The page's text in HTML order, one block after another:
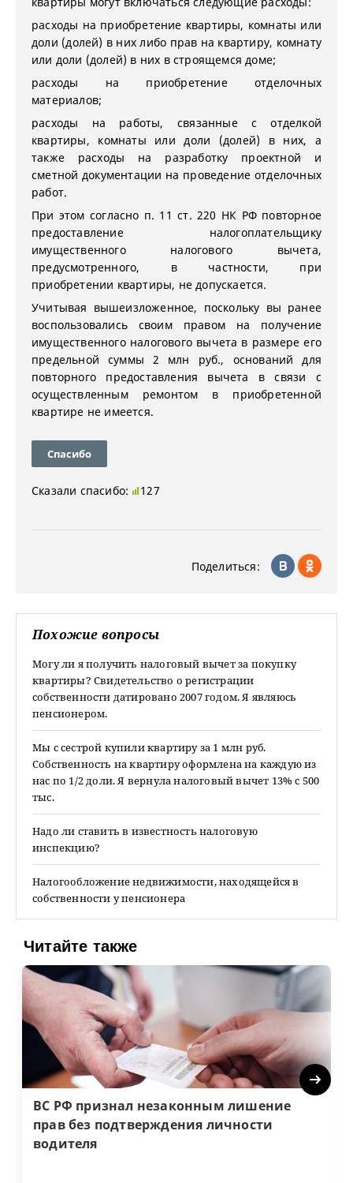
расходы на приобретение квартиры, комнаты или
доли (долей) в них либо прав на квартиру, комнату
или доли (долей) в них в строящемся доме;
расходы на приобретение отделочных
материалов;
расходы на работы, связанные с отделкой
квартиры, комнаты или доли (долей) в них, а
также расходы на разработку проектной и
сметной документации на проведение отделочных
работ.
При этом согласно п. 11 ст. 220 НК РФ повторное
предоставление налогоплательщику
имущественного налогового вычета,
предусмотренного, в частности, при
приобретении квартиры, не допускается.
Учитывая вышеизложенное, поскольку вы ранее
воспользовались своим правом на получение
имущественного налогового вычета в размере его
предельной суммы 2 млн руб., оснований для
повторного предоставления вычета в связи с
осуществленным ремонтом в приобретенной
квартире не имеется.
Спасибо
Сказали спасибо: 127
Поделиться:
Похожие вопросы
Могу ли я получить налоговый вычет за покупку
квартиры? Свидетельство о регистрации
собственности датировано 2007 годом. Я являюсь
пенсионером.
Мы с сестрой купили квартиру за 1 млн руб.
Собственность на квартиру оформлена на каждую из
нас по 1/2 доли. Я вернула налоговый вычет 13% с 500
тыс.
Надо ли ставить в известность налоговую
инспекцию?
Налогообложение недвижимости, находящейся в
собственности у пенсионера
Читайте также
ВС РФ признал незаконным лишение
прав без подтверждения личности
водителя
Next